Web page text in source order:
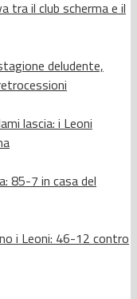
tra il club scherma e il
deludente,
lascia: i Leoni
85-7 in casa del
i Leoni: 46-12 contro